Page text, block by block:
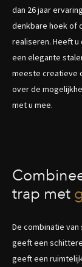
dan 26 jaar
denkbare hoek of
realiseren. Heeft
een elegante
meeste creatieve
over de
met u mee.
trap met
De combinatie
geeft een
geeft een